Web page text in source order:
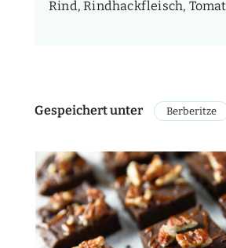
Rind, Rindhackfleisch,
Gespeichert unter Berberitze